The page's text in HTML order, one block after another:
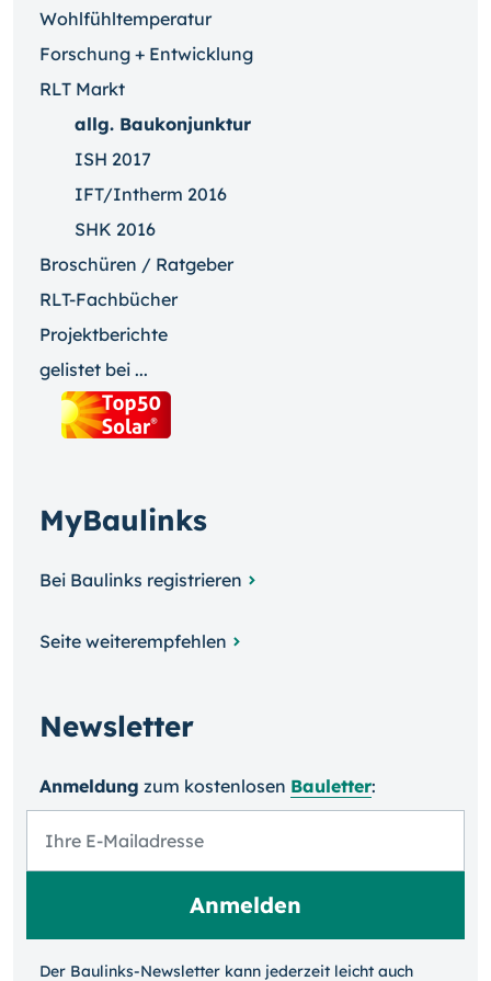
Wohlfühltemperatur
Forschung + Entwicklung
RLT Markt
allg. Baukonjunktur
ISH 2017
IFT/Intherm 2016
SHK 2016
Broschüren / Ratgeber
RLT-Fachbücher
Projektberichte
gelistet bei ...
MyBaulinks
Bei Baulinks registrieren
Seite weiterempfehlen
Newsletter
Anmeldung zum kosten­losen Bauletter:
Der Baulinks-Newsletter kann jeder­zeit leicht auch